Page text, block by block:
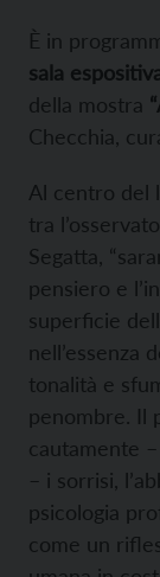
È in
sala
della mostra
Checchia,
Al centro del
tra
Segatta,
pensiero e
superficie
nell’essenza
tonalità e
penombre. Il
cautamente
– i sorrisi,
psicologia
come un